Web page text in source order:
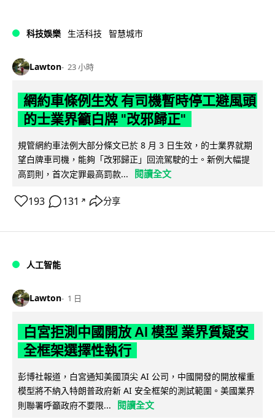
科技娛樂 生活科技 智慧城市
Lawton 23 小時
網約車條例生效 有司機暫時停工避風頭
的士業界籲白牌 "改邪歸正"
規管網約車法例大部分條文已於 8 月 3 日生效，的士業界就期
望白牌車司機，能夠「改邪歸正」回流駕駛的士。新例大幅提
高罰則，首次定罪最高罰款...
閱讀全文
193 131 ↗ 分享
人工智能
Lawton 1 日
白宮拒測中國開放 AI 模型 業界質疑安
全框架選擇性執行
彭博社報道，白宮通知美國頂尖 AI 公司，中國開發的開放權重
模型將不納入特朗普政府新 AI 安全框架的測試範圍。美國業界
則聯署呼籲政府不要限...
閱讀全文